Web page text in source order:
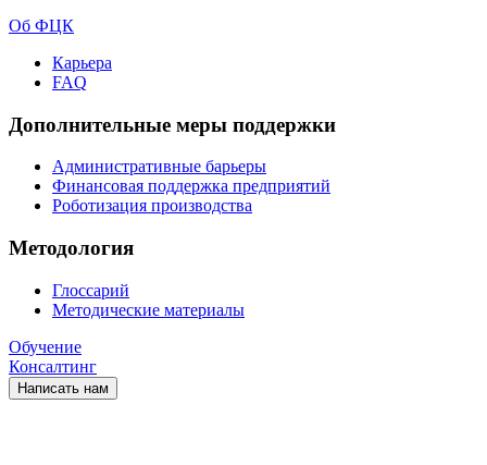
Об ФЦК
Карьера
FAQ
Дополнительные меры поддержки
Административные барьеры
Финансовая поддержка предприятий
Роботизация производства
Методология
Глоссарий
Методические материалы
Обучение
Консалтинг
Написать нам